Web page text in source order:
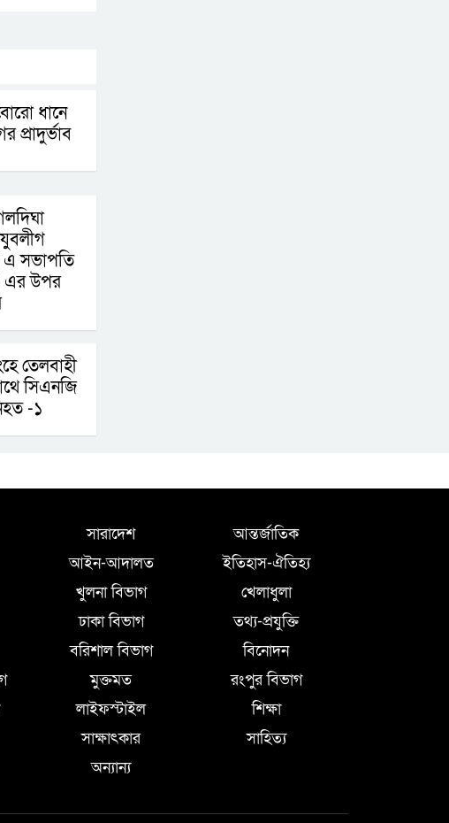
ধানে
প্রাদুর্ভাব
এ সভাপতি
এর উপর
তেলবাহী
সিএনজি
-১
সারাদেশ
আন্তর্জাতিক
আইন-আদালত
ইতিহাস-ঐতিহ্য
খুলনা বিভাগ
খেলাধুলা
ঢাকা বিভাগ
তথ্য-প্রযুক্তি
বরিশাল বিভাগ
বিনোদন
মুক্তমত
রংপুর বিভাগ
লাইফস্টাইল
শিক্ষা
সাক্ষাৎকার
সাহিত্য
অন্যান্য